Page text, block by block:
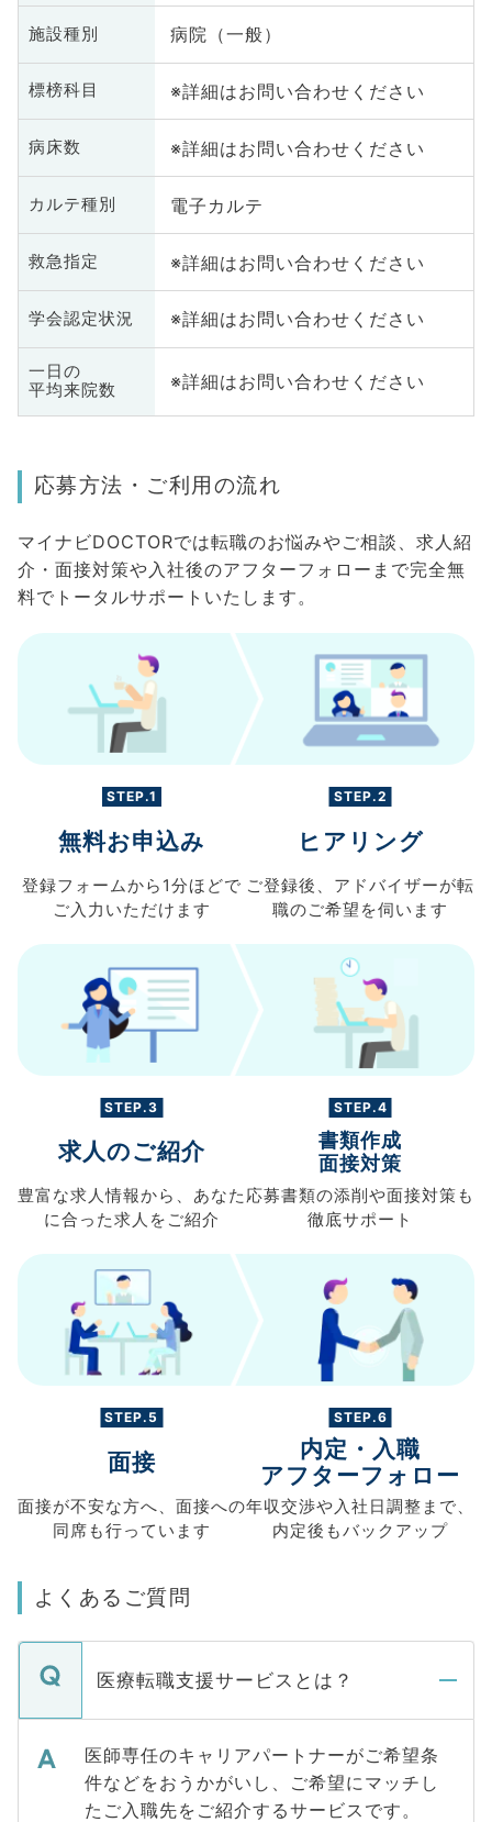
施設種別 病院（一般）
標榜科目 ※詳細はお問い合わせください
病床数 ※詳細はお問い合わせください
カルテ種別 電子カルテ
救急指定 ※詳細はお問い合わせください
学会認定状況 ※詳細はお問い合わせください
一日の
平均来院数
※詳細はお問い合わせください
応募方法・ご利用の流れ
マイナビDOCTORでは転職のお悩みやご相談、求人紹
介・面接対策や入社後のアフターフォローまで完全無
料でトータルサポートいたします。
STEP.1
無料お申込み
登録フォームから 1分ほどで
ご入力 いただけます
STEP.2
ヒアリング
ご登録後、 アドバイザーが転
職のご希望を伺います
STEP.3
求人のご紹介
豊富な求人情報から、 あなた
に合った求人を ご紹介
STEP.4
書類作成
面接対策
応募書類の添削や面接対策も
徹底サポート
STEP.5
面接
面接が不安な方へ、 面接への
同席も行っています
STEP.6
内定・入職
アフターフォロー
年収交渉や入社日調整まで、
内定後もバックアップ
よくあるご質問
医療転職支援サービスとは？
医師専任のキャリアパートナーがご希望条
件などをおうかがいし、ご希望にマッチし
たご入職先をご紹介するサービスです。